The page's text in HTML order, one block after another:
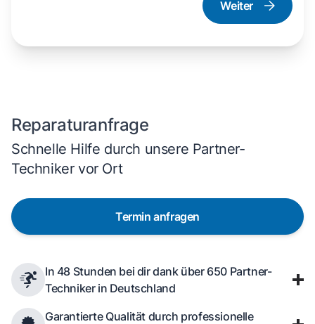
Herd und Backofen
Weiter
Reparaturanfrage
Schnelle Hilfe durch unsere Partner-
Techniker vor Ort
Termin anfragen
In 48 Stunden bei dir dank über 650 Partner-
Techniker in Deutschland
Garantierte Qualität durch professionelle